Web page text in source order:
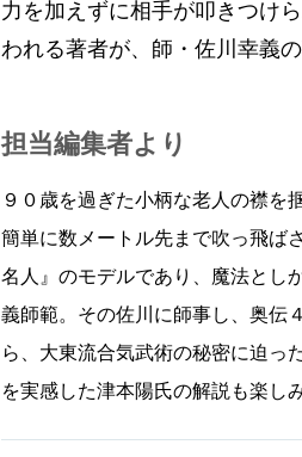
力を加えずに相手が叩きつけ
われる著者が、師・佐川幸義
担当編集者より
９０歳を過ぎた小柄な老人の襟を
簡単に数メートル先まで吹っ飛ば
名人』のモデルであり、魔法とし
義師範。その佐川に師事し、奥伝
ら、大東流合気武術の秘密に迫っ
を実感した津本陽氏の解説も楽し